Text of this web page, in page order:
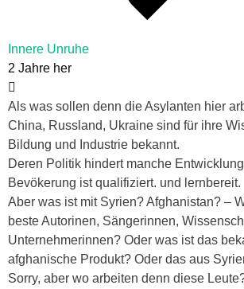
Innere Unruhe
2 Jahre her
Als was sollen denn die Asylanten hier
China, Russland, Ukraine sind für ihre
Bildung und Industrie bekannt.
Deren Politik hindert manche
Bevökerung ist qualifiziert. und lernbereit.
Aber was ist mit Syrien? Afghanistan? –
beste Autorinen, Sängerinnen,
Unternehmerinnen? Oder was ist das
afghanische Produkt? Oder das aus
Sorry, aber wo arbeiten denn diese